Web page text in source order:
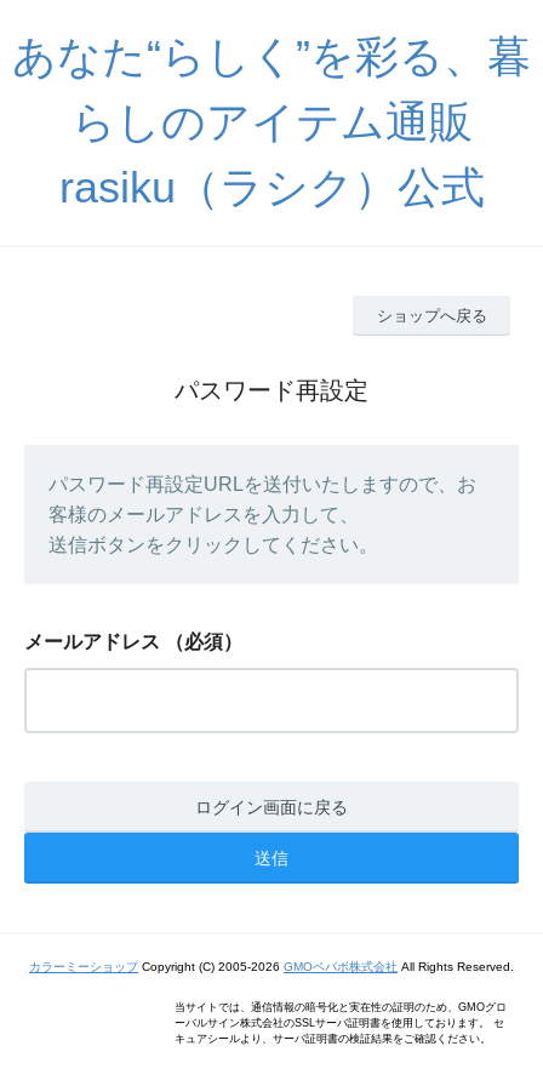
あなた“らしく”を彩る、暮
らしのアイテム通販
rasiku（ラシク）公式
ショップへ戻る
パスワード再設定
パスワード再設定URLを送付いたしますので、お
客様のメールアドレスを入力して、
送信ボタンをクリックしてください。
メールアドレス （必須）
ログイン画面に戻る
カラーミーショップCopyright (C) 2005-2026 GMOペパボ株式会社 All Rights Reserved.
当サイトでは、通信情報の暗号化と実在性の証明のため、GMOグロ
ーバルサイン株式会社のSSLサーバ証明書を使用しております。 セ
キュアシールより、サーバ証明書の検証結果をご確認ください。